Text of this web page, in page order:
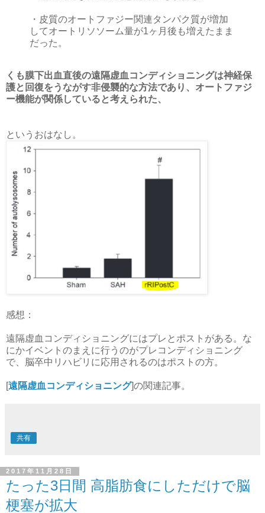
・皮質のオートファジー関連タンパク質が増加
してオートリソソーム量が1ヶ月後も増えたまま
だった。
くも膜下出血直後の遠隔虚血コンディショニングは神経保
護と回復をうながす非侵襲的な方法であり、オートファジ
ー機能が関係していると考えられた、
というおはなし。
感想：
遠隔虚血コンディショニングにはプレとポストがある。な
にかイベントのまえに行うのがプレコンディショニング
で、脳卒中リハビリに応用されるのはポストの方。
遠隔虚血コンディショニング]の関連記事。
共有
2017年11月28日
たった3日間 高脂肪食にしただけで脳
梗塞が拡大